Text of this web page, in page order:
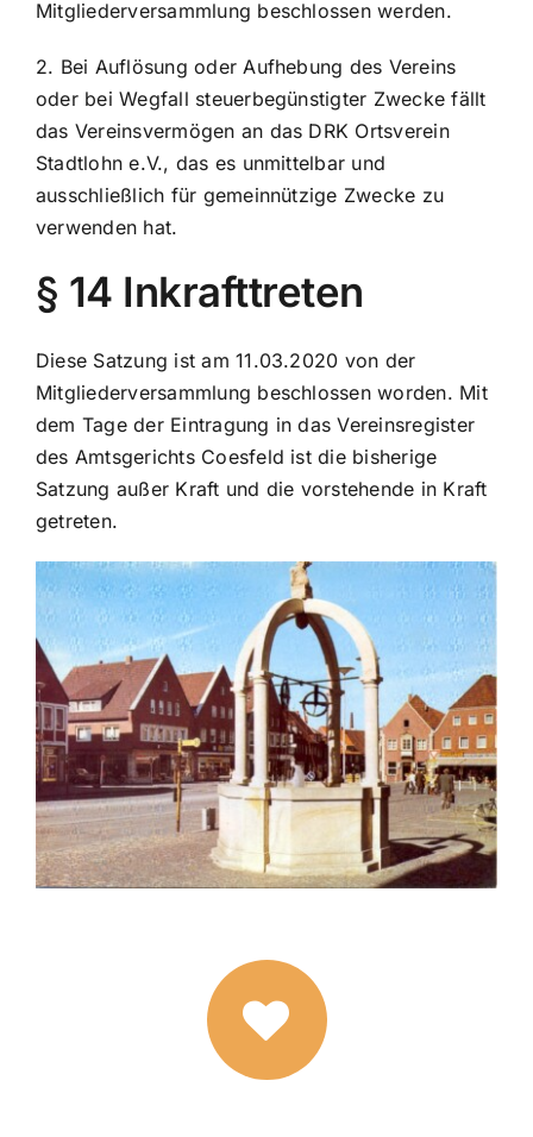
Mitgliederversammlung beschlossen werden.
2. Bei Auflösung oder Aufhebung des Vereins
oder bei Wegfall steuerbegünstigter Zwecke fällt
das Vereinsvermögen an das DRK Ortsverein
Stadtlohn e.V., das es unmittelbar und
ausschließlich für gemeinnützige Zwecke zu
verwenden hat.
§ 14 Inkrafttreten
Diese Satzung ist am 11.03.2020 von der
Mitgliederversammlung beschlossen worden. Mit
dem Tage der Eintragung in das Vereinsregister
des Amtsgerichts Coesfeld ist die bisherige
Satzung außer Kraft und die vorstehende in Kraft
getreten.